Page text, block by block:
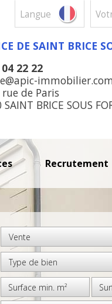
Langue
DE SAINT BRICE
22 22
de Paris
BRICE SOUS
recrutement
Vente
Type de bien